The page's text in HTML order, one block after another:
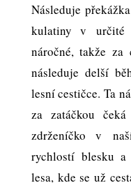
Následuje
kulatiny v určité
náročné, takže za
následuje delší
lesní cestičce. Ta
za zatáčkou
zdrženíčko v
rychlostí blesku a
lesa, kde se už